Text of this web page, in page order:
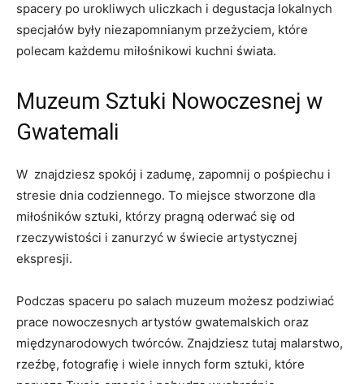
spacery ‌po urokliwych‌ uliczkach i degustacja lokalnych
⁣specjałów były niezapomnianym przeżyciem, które
⁢polecam każdemu miłośnikowi ‌kuchni świata.
Muzeum Sztuki Nowoczesnej w
Gwatemali
W ⁤ znajdziesz spokój i zadumę, ‍zapomnij o pośpiechu i
stresie‍ dnia codziennego. To miejsce stworzone dla ​
miłośników sztuki, którzy pragną oderwać ⁢się od
rzeczywistości i zanurzyć w świecie artystycznej
ekspresji.
Podczas spaceru po salach⁣ muzeum możesz podziwiać
prace nowoczesnych ⁣artystów gwatemalskich⁣ oraz
międzynarodowych ​twórców. Znajdziesz⁤ tutaj⁢ malarstwo,
rzeźbę, fotografię i wiele innych ⁤form ⁢sztuki, które